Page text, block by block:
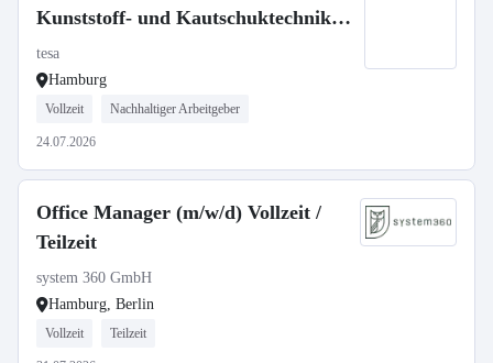
Kunststoff- und Kautschuktechnik
(m/w/d) (befristet)
tesa
Hamburg
Vollzeit Nachhaltiger Arbeitgeber
24.07.2026
Office Manager (m/w/d) Vollzeit /
Teilzeit
system 360 GmbH
Hamburg, Berlin
Vollzeit Teilzeit